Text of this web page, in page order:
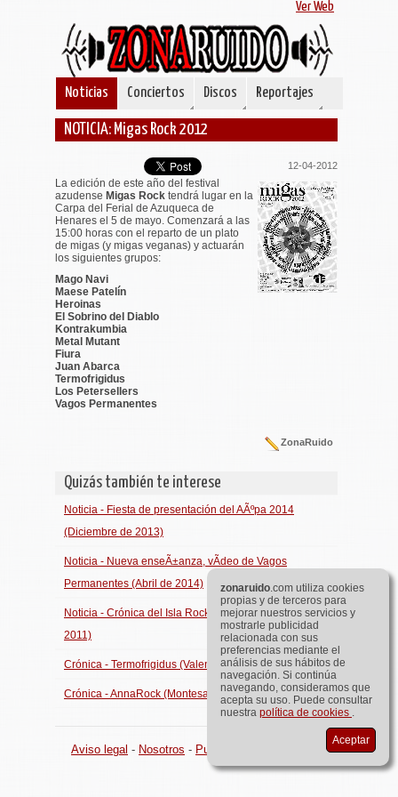
Ver Web
Noticias Conciertos Discos Reportajes
NOTICIA: Migas Rock 2012
12-04-2012
La edición de este año del festival
azudense Migas Rock tendrá lugar en la
Carpa del Ferial de Azuqueca de
Henares el 5 de mayo. Comenzará a las
15:00 horas con el reparto de un plato
de migas (y migas veganas) y actuarán
los siguientes grupos:
Mago Navi
Maese Patelín
Heroinas
El Sobrino del Diablo
Kontrakumbia
Metal Mutant
Fiura
Juan Abarca
Termofrigidus
Los Petersellers
Vagos Permanentes
ZonaRuido
Quizás también te interese
Noticia - Fiesta de presentación del AÃºpa 2014
(Diciembre de 2013)
Noticia - Nueva enseÃ±anza, vÃ­deo de Vagos
Permanentes (Abril de 2014)
Noticia - Crónica del Isla Rock 2011 (Septiembre de
2011)
Crónica - Termofrigidus (Valencia, Febrero de 2011)
Crónica - AnnaRock (Montesa, Septiembre de 2011)
Aviso legal - Nosotros - Publicidad .com
zonaruido.com utiliza cookies
propias y de terceros para
mejorar nuestros servicios y
mostrarle publicidad
relacionada con sus
preferencias mediante el
análisis de sus hábitos de
navegación. Si continúa
navegando, consideramos que
acepta su uso. Puede consultar
nuestra política de cookies .
Aceptar